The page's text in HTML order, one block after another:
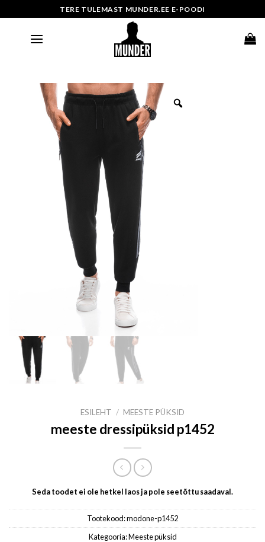
to
TERE TULEMAST MUNDER.EE E-POODI
ESILEHT / MEESTE PÜKSID
meeste dressipüksid p1452
Seda toodet ei ole hetkel laos ja pole seetõttu saadaval.
Tootekood:modone-p1452
Kategooria:Meeste püksid